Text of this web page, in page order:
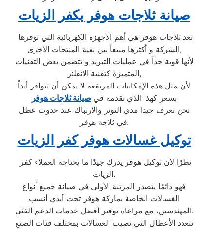
صيانة ثلاجات هوفر بكفر الزيات
الشركة و أكثرها مبيعاً بين بقية المنتجات الأخرى,
لأنها قوية جداً في عمليات التبريد و تتضمن بعض التقنيات
المتميزة كتقنية الانفلتر,
لأن مثل هذه الإمكانيات المرتفعة لا يمكن أن تتوافر أبداً
بسعر كهذا الذي نقدمه في صيانة ثلاجات هوفر
نحن نعرف جيدا مدي التوتر والارتباك عند حدوث عطل
في ثلاجة هوفر.
توكيل غسالات هوفر كفر الزيات
الزيات،
فهو دائمًا يتصدر المرتبة الأولى في صيانة جميع أنواع
الغسالات الخاصة بماركة هوفر تحت أيدي أنسب
المهندسين، مع مراعاة توفير أفضل خدمات الدعم الفني.
تتعدد الأعطال التي تصيب الغسالات بمختلف فئات الصنع